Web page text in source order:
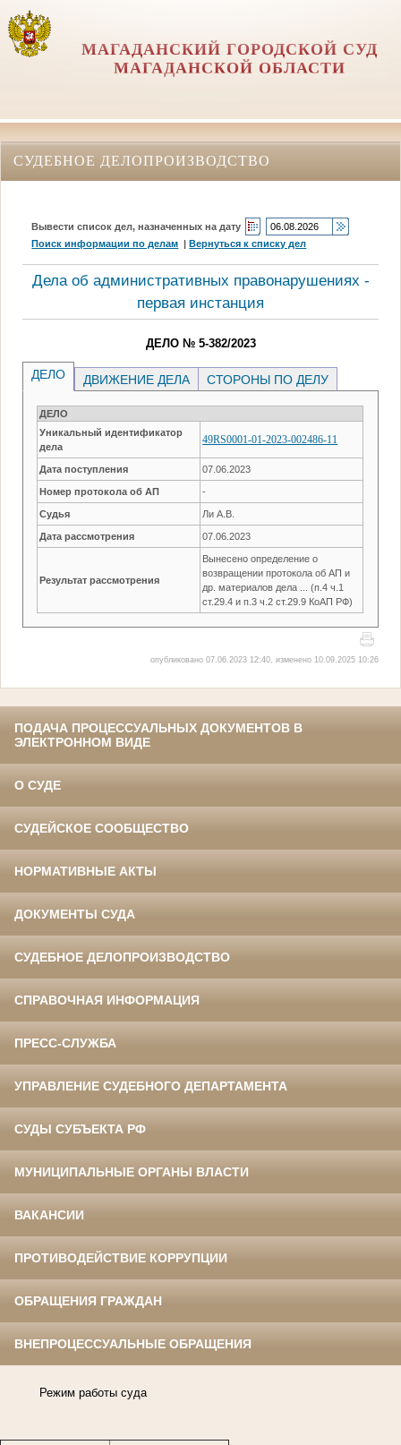
МАГАДАНСКИЙ ГОРОДСКОЙ СУД
МАГАДАНСКОЙ ОБЛАСТИ
СУДЕБНОЕ ДЕЛОПРОИЗВОДСТВО
Вывести список дел, назначенных на дату
Поиск информации по делам |Вернуться к списку дел
Дела об административных правонарушениях -
первая инстанция
ДЕЛО № 5-382/2023
ДЕЛО ДВИЖЕНИЕ ДЕЛА СТОРОНЫ ПО ДЕЛУ
ДЕЛО
Уникальный идентификатор
дела
49RS0001-01-2023-002486-11
Дата поступления 07.06.2023
Номер протокола об АП -
Судья Ли А.В.
Дата рассмотрения 07.06.2023
Результат рассмотрения
Вынесено определение о
возвращении протокола об АП и
др. материалов дела ... (п.4 ч.1
ст.29.4 и п.3 ч.2 ст.29.9 КоАП РФ)
опубликовано 07.06.2023 12:40, изменено 10.09.2025 10:26
ПОДАЧА ПРОЦЕССУАЛЬНЫХ ДОКУМЕНТОВ В
ЭЛЕКТРОННОМ ВИДЕ
О СУДЕ
СУДЕЙСКОЕ СООБЩЕСТВО
НОРМАТИВНЫЕ АКТЫ
ДОКУМЕНТЫ СУДА
СУДЕБНОЕ ДЕЛОПРОИЗВОДСТВО
СПРАВОЧНАЯ ИНФОРМАЦИЯ
ПРЕСС-СЛУЖБА
УПРАВЛЕНИЕ СУДЕБНОГО ДЕПАРТАМЕНТА
СУДЫ СУБЪЕКТА РФ
МУНИЦИПАЛЬНЫЕ ОРГАНЫ ВЛАСТИ
ВАКАНСИИ
ПРОТИВОДЕЙСТВИЕ КОРРУПЦИИ
ОБРАЩЕНИЯ ГРАЖДАН
ВНЕПРОЦЕССУАЛЬНЫЕ ОБРАЩЕНИЯ
Режим работы суда